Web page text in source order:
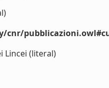
cnr/
Lincei (literal)